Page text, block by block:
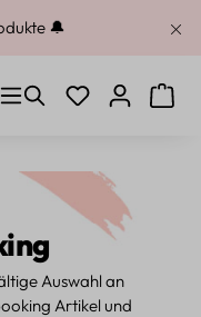
🔔
Du hast 0
Auswahl an
Artikel und